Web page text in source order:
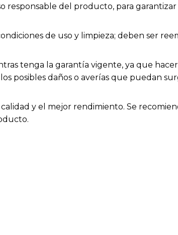
responsable del producto, para
de uso y limpieza; deben ser
tenga la garantía vigente, ya que
posibles daños o averías que puedan
y el mejor rendimiento. Se